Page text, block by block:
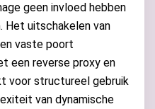
geen invloed hebben
uitschakelen van
vaste poort
een reverse proxy en
voor structureel gebruik
van dynamische